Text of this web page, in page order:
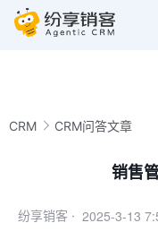
CRM CRM问答文章
销售
纷享销客 · 2025-3-13